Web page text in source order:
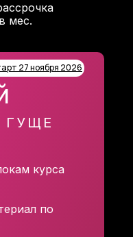
курса
по
ГУЩЕ
мес.
27 ноября 2026